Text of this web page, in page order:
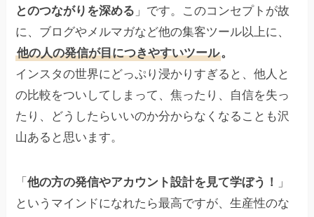
とのつながりを深める 」です。このコンセプトが故
に、ブログやメルマガなど他の集客ツール以上に、
他の人の発信が目につきやすいツール。
インスタの世界にどっぷり浸かりすぎると、他人と
の比較をついしてしまって、焦ったり、自信を失っ
たり、どうしたらいいのか分からなくなることも沢
山あると思います。
「他の方の発信やアカウント設計を見て学ぼう！
」
というマインドになれたら最高ですが、生産性のな